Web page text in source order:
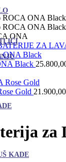
KADE
ZA
Black
Gold 21.900,00
za